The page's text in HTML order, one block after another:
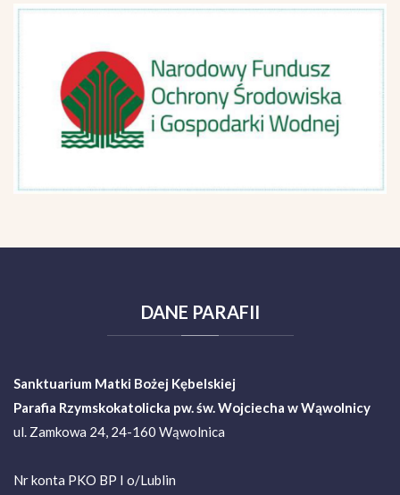
DANE PARAFII
Sanktuarium Matki Bożej Kębelskiej
Parafia Rzymskokatolicka pw. św. Wojciecha w Wąwolnicy
ul. Zamkowa 24, 24-160 Wąwolnica
Nr konta PKO BP I o/Lublin